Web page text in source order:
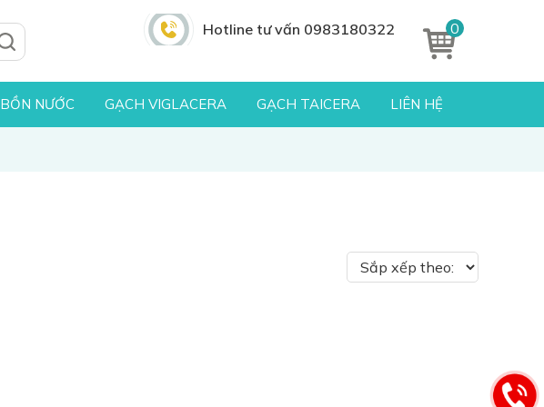
0
Hotline tư vấn 0983180322
BỒN NƯỚC GẠCH VIGLACERA GẠCH TAICERA LIÊN HỆ